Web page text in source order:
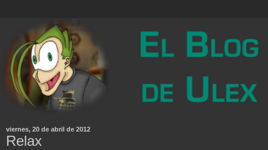
viernes, 20 de abril de 2012
Relax